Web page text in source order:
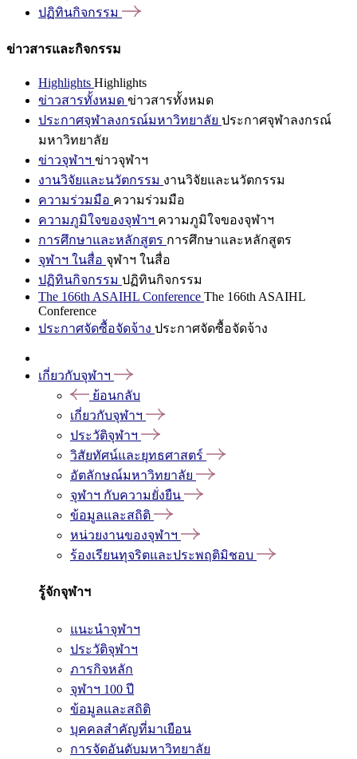
ปฏิทินกิจกรรม
ข่าวสารและกิจกรรม
Highlights Highlights
ข่าวสารทั้งหมด ข่าวสารทั้งหมด
ประกาศจุฬาลงกรณ์มหาวิทยาลัย ประกาศจุฬาลงกรณ์
มหาวิทยาลัย
ข่าวจุฬาฯ ข่าวจุฬาฯ
งานวิจัยและนวัตกรรม งานวิจัยและนวัตกรรม
ความร่วมมือ ความร่วมมือ
ความภูมิใจของจุฬาฯ ความภูมิใจของจุฬาฯ
การศึกษาและหลักสูตร การศึกษาและหลักสูตร
จุฬาฯ ในสื่อ จุฬาฯ ในสื่อ
ปฏิทินกิจกรรม ปฏิทินกิจกรรม
The 166th ASAIHL Conference The 166th ASAIHL
Conference
ประกาศจัดซื้อจัดจ้าง ประกาศจัดซื้อจัดจ้าง
เกี่ยวกับจุฬาฯ
ย้อนกลับ
เกี่ยวกับจุฬาฯ
ประวัติจุฬาฯ
วิสัยทัศน์และยุทธศาสตร์
อัตลักษณ์มหาวิทยาลัย
จุฬาฯ กับความยั่งยืน
ข้อมูลและสถิติ
หน่วยงานของจุฬาฯ
ร้องเรียนทุจริตและประพฤติมิชอบ
รู้จักจุฬาฯ
แนะนำจุฬาฯ
ประวัติจุฬาฯ
ภารกิจหลัก
จุฬาฯ 100 ปี
ข้อมูลและสถิติ
บุคคลสำคัญที่มาเยือน
การจัดอันดับมหาวิทยาลัย